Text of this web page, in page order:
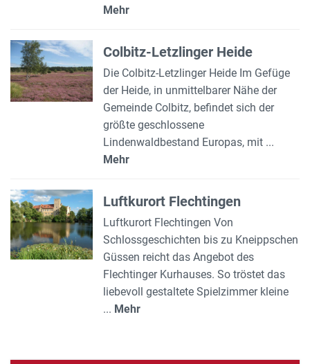
Mehr
Colbitz-Letzlinger Heide
Die Colbitz-Letzlinger Heide Im Gefüge
der Heide, in unmittelbarer Nähe der
Gemeinde Colbitz, befindet sich der
größte geschlossene
Lindenwaldbestand Europas, mit ...
Mehr
Luftkurort Flechtingen
Luftkurort Flechtingen Von
Schlossgeschichten bis zu Kneippschen
Güssen reicht das Angebot des
Flechtinger Kurhauses. So tröstet das
liebevoll gestaltete Spielzimmer kleine
... Mehr